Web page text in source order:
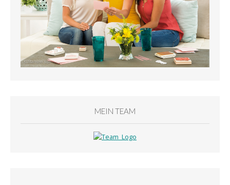
MEIN TEAM